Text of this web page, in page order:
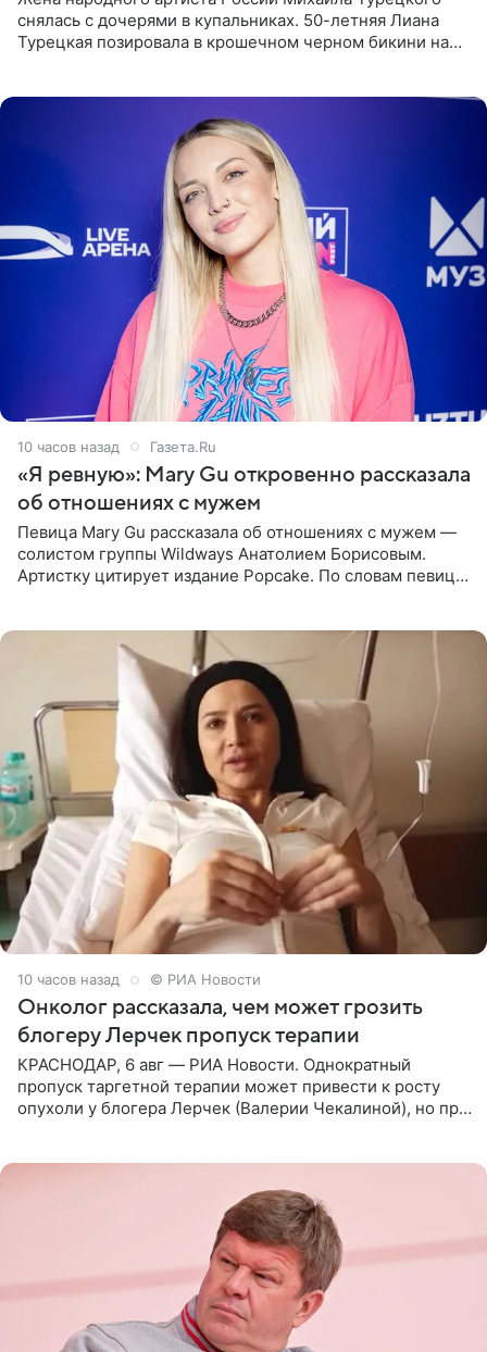
снялась с дочерями в купальниках. 50-летняя Лиана
Турецкая позировала в крошечном черном бикини на
10 часов назад Газета.Ru
«Я ревную»: Mary Gu откровенно рассказала
об отношениях с мужем
Певица Mary Gu рассказала об отношениях с мужем —
солистом группы Wildways Анатолием Борисовым.
Артистку цитирует издание Popcake. По словам певицы,
10 часов назад © РИА Новости
Онколог рассказала, чем может грозить
блогеру Лерчек пропуск терапии
КРАСНОДАР, 6 авг — РИА Новости. Однократный
пропуск таргетной терапии может привести к росту
опухоли у блогера Лерчек (Валерии Чекалиной), но при